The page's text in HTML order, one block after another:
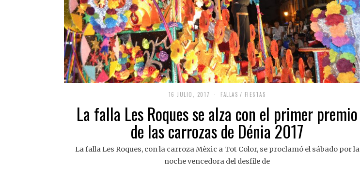
16 JULIO, 2017 FALLAS / FIESTAS
La falla Les Roques se alza con el primer premio
de las carrozas de Dénia 2017
La falla Les Roques, con la carroza Mèxic a Tot Color, se proclamó el sábado por la
noche vencedora del desfile de